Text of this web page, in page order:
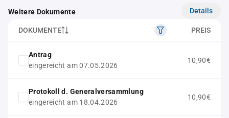
Weitere Dokumente Details
DOKUMENTE PREIS
Antrag
eingereicht am 07.05.2026
10,90€
Protokoll d. Generalversammlung
eingereicht am 18.04.2026
10,90€